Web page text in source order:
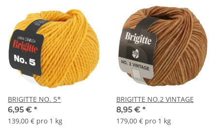
BRIGITTE NO. 5*
6,95 € *
139,00 € pro 1 kg
BRIGITTE NO.2 VINTAGE
8,95 € *
179,00 € pro 1 kg